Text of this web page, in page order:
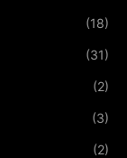
(18)
(31)
(2)
(3)
(2)